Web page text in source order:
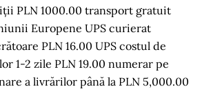
PLN 1000.00 transport gratuit
Europene UPS curierat
PLN 16.00 UPS costul de
1-2 zile PLN 19.00 numerar pe
a livrărilor până la PLN 5,000.00